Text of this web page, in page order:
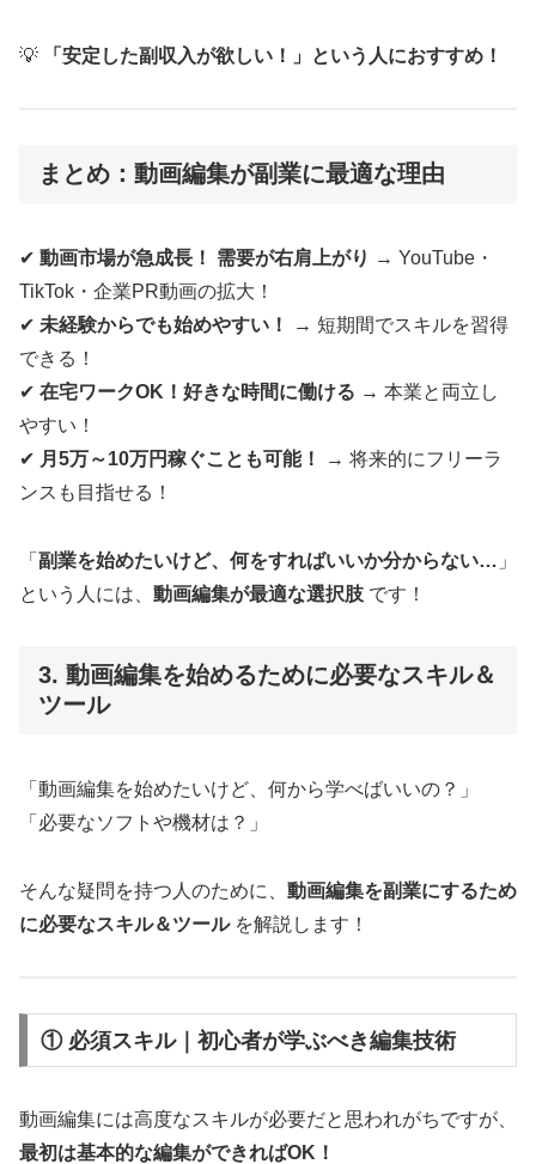
💡 「安定した副収入が欲しい！」という人におすすめ！
まとめ：動画編集が副業に最適な理由
✔ 動画市場が急成長！ 需要が右肩上がり → YouTube・
TikTok・企業PR動画の拡大！
✔ 未経験からでも始めやすい！
→ 短期間でスキルを習得
できる！
✔ 在宅ワークOK！好きな時間に働ける → 本業と両立し
やすい！
✔ 月5万～10万円稼ぐことも可能！
→ 将来的にフリーラ
ンスも目指せる！
「 副業を始めたいけど、何をすればいいか分からない… 」
という人には、 動画編集が最適な選択肢 です！
3. 動画編集を始めるために必要なスキル＆
ツール
「動画編集を始めたいけど、何から学べばいいの？」
「必要なソフトや機材は？」
そんな疑問を持つ人のために、 動画編集を副業にするため
に必要なスキル＆ツールを解説します！
① 必須スキル｜初心者が学ぶべき編集技術
動画編集には高度なスキルが必要だと思われがちですが、
最初は基本的な編集ができればOK！